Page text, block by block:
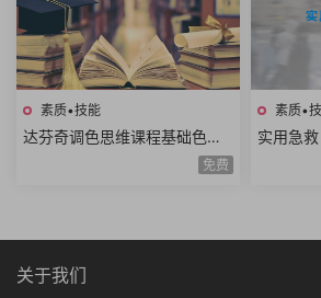
素质•技能
达芬奇调色思维课程基础色彩
理论高级实战技巧模仿大师风
免费
素质•
实用急
庭护理
关于我们